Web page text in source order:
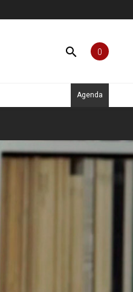
search 0
Agenda